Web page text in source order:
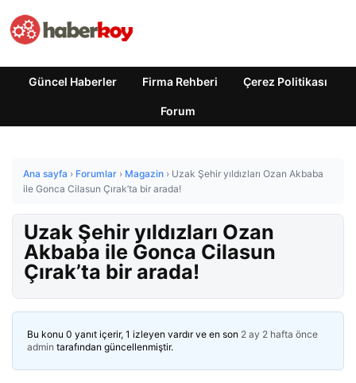
Güncel Haberler Firma Rehberi Çerez Politikası
Forum
Ana sayfa › Forumlar › Magazin › Uzak Şehir yıldızları Ozan Akbaba
ile Gonca Cilasun Çırak’ta bir arada!
Uzak Şehir yıldızları Ozan
Akbaba ile Gonca Cilasun
Çırak’ta bir arada!
Bu konu 0 yanıt içerir, 1 izleyen vardır ve en son 2 ay 2 hafta önce
admin tarafından güncellenmiştir.